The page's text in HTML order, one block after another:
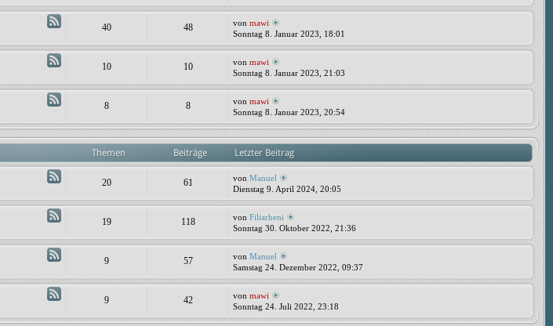
40 48 vonmawi
Sonntag 8. Januar 2023, 18:01
10 10 vonmawi
Sonntag 8. Januar 2023, 21:03
8 8 vonmawi
Sonntag 8. Januar 2023, 20:54
Themen Beiträge Letzter Beitrag
20 61 vonManuel
Dienstag 9. April 2024, 20:05
19 118 vonFiliarheni
Sonntag 30. Oktober 2022, 21:36
9 57 vonManuel
Samstag 24. Dezember 2022, 09:37
9 42 vonmawi
Sonntag 24. Juli 2022, 23:18